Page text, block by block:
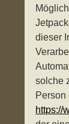
dieser
solche
Person
https://